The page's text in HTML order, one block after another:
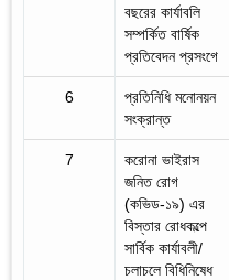
বছরের কার্যাবলি
সম্পর্কিত বার্ষিক
প্রতিবেদন প্রসংগে
6
প্রতিনিধি মনোনয়ন
সংক্রান্ত
7
করোনা ভাইরাস
জনিত রোগ
(কভিড-১৯) এর
বিস্তার রোধকল্পে
সার্বিক কার্যাবলী/
চলাচলে বিধিনিষেধ